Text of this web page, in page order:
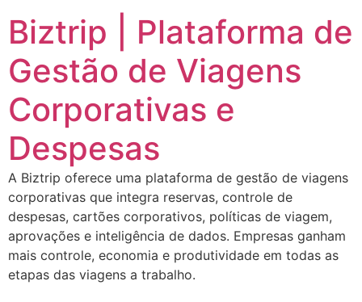
Biztrip | Plataforma de
Gestão de Viagens
Corporativas e
Despesas
A Biztrip oferece uma plataforma de gestão de viagens
corporativas que integra reservas, controle de
despesas, cartões corporativos, políticas de viagem,
aprovações e inteligência de dados. Empresas ganham
mais controle, economia e produtividade em todas as
etapas das viagens a trabalho.